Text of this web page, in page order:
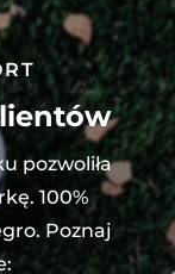
pozwoliła
100%
Poznaj